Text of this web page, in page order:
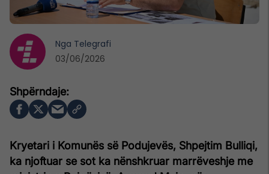
Kryetari i Komunës së Podujevës, Shpejtim Bulliqi,
ka njoftuar se sot ka nënshkruar marrëveshje me
Nga Telegrafi
03/06/2026